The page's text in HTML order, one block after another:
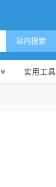
站内搜索
实用工具